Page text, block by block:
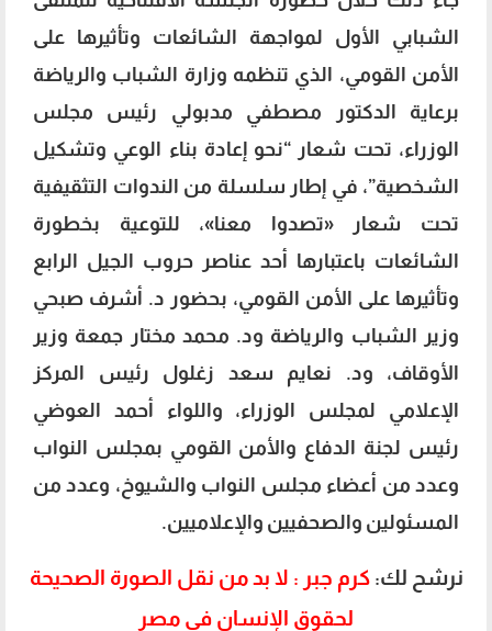
الشبابي الأول لمواجهة الشائعات وتأثيرها على
الأمن القومي، الذي تنظمه وزارة الشباب والرياضة
برعاية الدكتور مصطفي مدبولي رئيس مجلس
الوزراء، تحت شعار “نحو إعادة بناء الوعي وتشكيل
الشخصية”، في إطار سلسلة من الندوات التثقيفية
تحت شعار «تصدوا معنا»، للتوعية بخطورة
الشائعات باعتبارها أحد عناصر حروب الجيل الرابع
وتأثيرها على الأمن القومي، بحضور د. أشرف صبحي
وزير الشباب والرياضة ود. محمد مختار جمعة وزير
الأوقاف، ود. نعايم سعد زغلول رئيس المركز
الإعلامي لمجلس الوزراء، واللواء أحمد العوضي
رئيس لجنة الدفاع والأمن القومي بمجلس النواب
وعدد من أعضاء مجلس النواب والشيوخ، وعدد من
المسئولين والصحفيين والإعلاميين.
نرشح لك: كرم جبر : لا بد من نقل الصورة الصحيحة
لحقوق الإنسان في مصر